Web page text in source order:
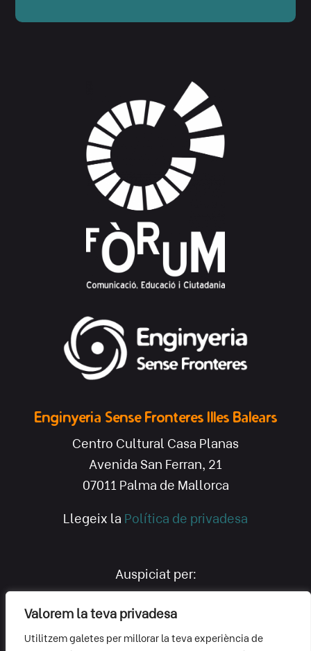
Valorem la teva privadesa
Utilitzem galetes per millorar la teva experiència de
Enginyeria Sense Fronteres Illes Balears
Centro Cultural Casa Planas
Avenida San Ferran, 21
07011 Palma de Mallorca
Llegeix la Política de privadesa
Auspiciat per: